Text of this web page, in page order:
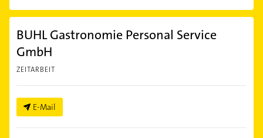
BUHL Gastronomie Personal Service
GmbH
ZEITARBEIT
E-Mail